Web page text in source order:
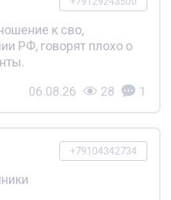
к сво,
РФ, говорят плохо о
06.08.26 28 1
+79104342734